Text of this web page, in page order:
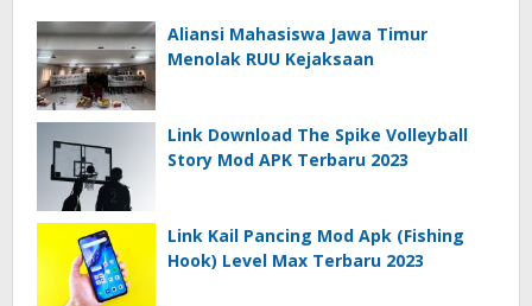
Aliansi Mahasiswa Jawa Timur
Menolak RUU Kejaksaan
Link Download The Spike Volleyball
Story Mod APK Terbaru 2023
Link Kail Pancing Mod Apk (Fishing
Hook) Level Max Terbaru 2023